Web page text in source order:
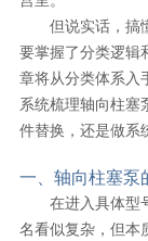
但说实话，搞
要掌握了分类逻辑
章将从分类体系入
系统梳理轴向柱
件替换，还是做系
一、轴向柱塞
在进入具体型
名看似复杂，但本